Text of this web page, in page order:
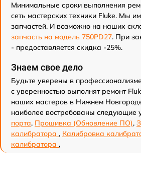
Минимальные сроки выполнения
сеть мастерских техники Fluke. Мы
запчастей. И возможно на наших
запчасть на модель 750PD27. При
- предоставляется скидка -25%.
Знаем свое дело
Будьте уверены в
с уверенностью выполнят ремонт
наших мастеров в Нижнем
наиболее востребованы следующие
порта, Прошивка (Обновление ПО),
калибратора , Калибровка
калибратора ,